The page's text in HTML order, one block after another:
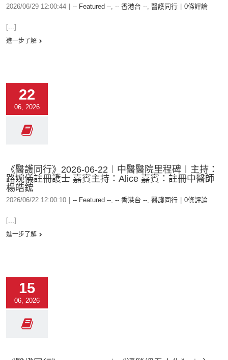
2026/06/29 12:00:44 -- Featured --, -- 香港台 --, 醫護同行 0條評論
[...]
進一步了解
22
06, 2026
《醫護同行》2026-06-22︱中醫醫院里程碑︱主持：
路婉儀註冊護士 嘉賓主持：Alice 嘉賓：註冊中醫師
楊皓鋐
2026/06/22 12:00:10 -- Featured --, -- 香港台 --, 醫護同行 0條評論
[...]
進一步了解
15
06, 2026